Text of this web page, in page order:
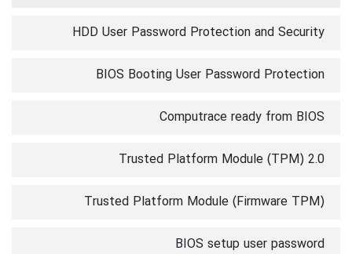
HDD User Password Protection and Security
BIOS Booting User Password Protection
Computrace ready from BIOS
Trusted Platform Module (TPM) 2.0
Trusted Platform Module (Firmware TPM)
BIOS setup user password